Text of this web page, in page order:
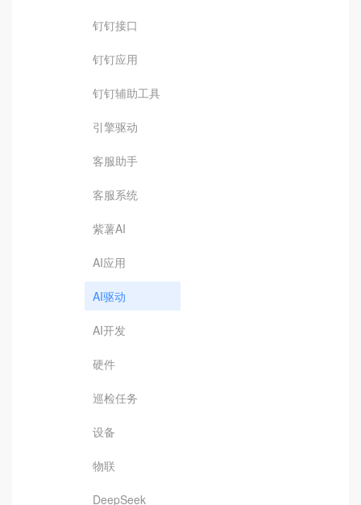
钉钉接口
钉钉应用
钉钉辅助工具
引擎驱动
客服助手
客服系统
紫薯AI
AI应用
AI驱动
AI开发
硬件
巡检任务
设备
物联
DeepSeek